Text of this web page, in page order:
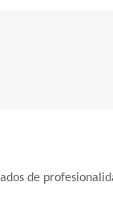
de